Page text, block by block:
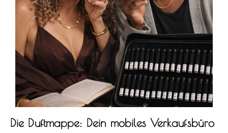
Die Duftmappe: Dein mobiles Verkaufsbüro